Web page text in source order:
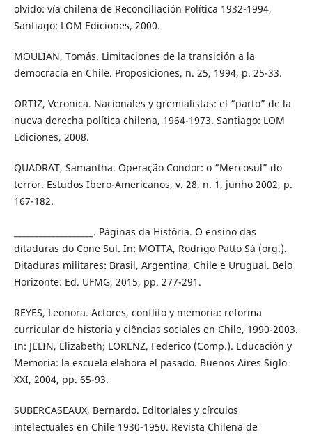
olvido: vía chilena de Reconciliación Política 1932-1994,
Santiago: LOM Ediciones, 2000.
MOULIAN, Tomás. Limitaciones de la transición a la
democracia en Chile. Proposiciones, n. 25, 1994, p. 25-33.
ORTIZ, Veronica. Nacionales y gremialistas: el “parto” de la
nueva derecha política chilena, 1964-1973. Santiago: LOM
Ediciones, 2008.
QUADRAT, Samantha. Operação Condor: o “Mercosul” do
terror. Estudos Ibero-Americanos, v. 28, n. 1, junho 2002, p.
167-182.
___________________. Páginas da História. O ensino das
ditaduras do Cone Sul. In: MOTTA, Rodrigo Patto Sá (org.).
Ditaduras militares: Brasil, Argentina, Chile e Uruguai. Belo
Horizonte: Ed. UFMG, 2015, pp. 277-291.
REYES, Leonora. Actores, conflito y memoria: reforma
curricular de historia y ciências sociales en Chile, 1990-2003.
In: JELIN, Elizabeth; LORENZ, Federico (Comp.). Educación y
Memoria: la escuela elabora el pasado. Buenos Aires Siglo
XXI, 2004, pp. 65-93.
SUBERCASEAUX, Bernardo. Editoriales y círculos
intelectuales en Chile 1930-1950. Revista Chilena de